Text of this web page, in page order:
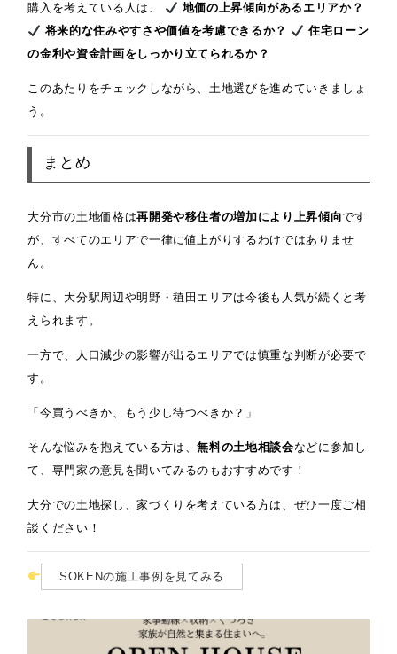
購入を考えている人は、
地価の上昇傾向があるエリアか？
将来的な住みやすさや価値を考慮できるか？
住宅ローン
の金利や資金計画をしっかり立てられるか？
このあたりをチェックしながら、土地選びを進めていきましょ
う。
まとめ
大分市の土地価格は再開発や移住者の増加により上昇傾向です
が、すべてのエリアで一律に値上がりするわけではありませ
ん。
特に、大分駅周辺や明野・稙田エリアは今後も人気が続くと考
えられます。
一方で、人口減少の影響が出るエリアでは慎重な判断が必要で
す。
「今買うべきか、もう少し待つべきか？」
そんな悩みを抱えている方は、無料の土地相談会などに参加し
て、専門家の意見を聞いてみるのもおすすめです！
大分での土地探し、家づくりを考えている方は、ぜひ一度ご相
談ください！
SOKENの施工事例を見てみる